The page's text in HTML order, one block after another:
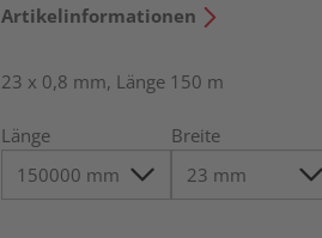
Artikelinformationen
23 x 0,8 mm, Länge 150 m
Länge Breite